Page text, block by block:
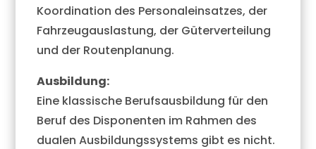
Koordination des Personaleinsatzes, der
Fahrzeugauslastung, der Güterverteilung
und der Routenplanung.
Ausbildung:
Eine klassische Berufsausbildung für den
Beruf des Disponenten im Rahmen des
dualen Ausbildungssystems gibt es nicht.